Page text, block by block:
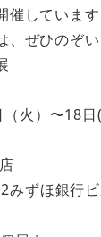
しています
、ぜひのぞい
火）〜18日
みずほ銀行